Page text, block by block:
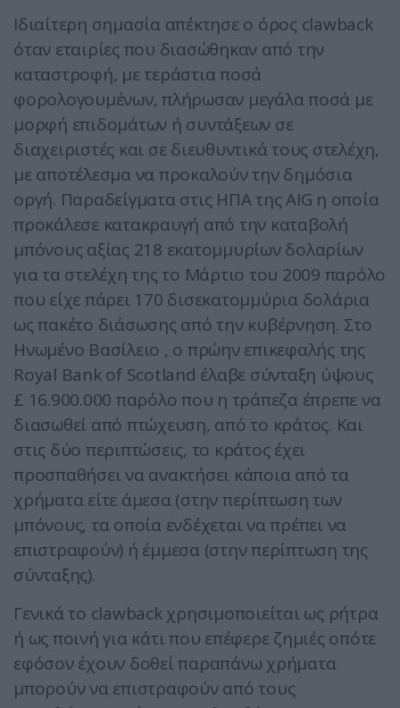
Ιδιαίτερη σημασία απέκτησε ο όρος clawback
όταν εταιρίες που διασώθηκαν από την
καταστροφή, με τεράστια ποσά
φορολογουμένων, πλήρωσαν μεγάλα ποσά με
μορφή επιδομάτων ή συντάξεων σε
διαχειριστές και σε διευθυντικά τους στελέχη,
με αποτέλεσμα να προκαλούν την δημόσια
οργή. Παραδείγματα στις ΗΠΑ της AIG η οποία
προκάλεσε κατακραυγή από την καταβολή
μπόνους αξίας 218 εκατομμυρίων δολαρίων
για τα στελέχη της το Μάρτιο του 2009 παρόλο
που είχε πάρει 170 δισεκατομμύρια δολάρια
ως πακέτο διάσωσης από την κυβέρνηση. Στο
Ηνωμένο Βασίλειο , ο πρώην επικεφαλής της
Royal Bank of Scotland έλαβε σύνταξη ύψους
£ 16.900.000 παρόλο που η τράπεζα έπρεπε να
διασωθεί από πτώχευση, από το κράτος. Και
στις δύο περιπτώσεις, το κράτος έχει
προσπαθήσει να ανακτήσει κάποια από τα
χρήματα είτε άμεσα (στην περίπτωση των
μπόνους, τα οποία ενδέχεται να πρέπει να
επιστραφούν) ή έμμεσα (στην περίπτωση της
σύνταξης).
Γενικά το clawback χρησιμοποιείται ως ρήτρα
ή ως ποινή για κάτι που επέφερε ζημιές οπότε
εφόσον έχουν δοθεί παραπάνω χρήματα
μπορούν να επιστραφούν από τους